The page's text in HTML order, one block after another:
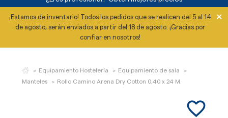
¡Estamos de inventario! Todos los pedidos que se realicen del 5 al 14
de agosto, serán enviados a partir del 18 de agosto. ¡Gracias por
confiar en nosotros!
×
Equipamiento Hostelería
Equipamiento de sala
Manteles
Rollo Camino Arena Dry Cotton 0,40 x 24 M.
favorite_border